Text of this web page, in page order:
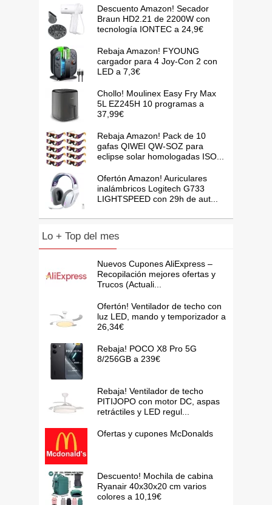
Descuento Amazon! Secador
Braun HD2.21 de 2200W con
tecnología IONTEC a 24,9€
Rebaja Amazon! FYOUNG
cargador para 4 Joy-Con 2 con
LED a 7,3€
Chollo! Moulinex Easy Fry Max
5L EZ245H 10 programas a
37,99€
Rebaja Amazon! Pack de 10
gafas QIWEI QW-SOZ para
eclipse solar homologadas ISO...
Ofertón Amazon! Auriculares
inalámbricos Logitech G733
LIGHTSPEED con 29h de aut...
Lo + Top del mes
Nuevos Cupones AliExpress –
Recopilación mejores ofertas y
Trucos (Actuali...
Ofertón! Ventilador de techo con
luz LED, mando y temporizador a
26,34€
Rebaja! POCO X8 Pro 5G
8/256GB a 239€
Rebaja! Ventilador de techo
PITIJOPO con motor DC, aspas
retráctiles y LED regul...
Ofertas y cupones McDonalds
Descuento! Mochila de cabina
Ryanair 40x30x20 cm varios
colores a 10,19€